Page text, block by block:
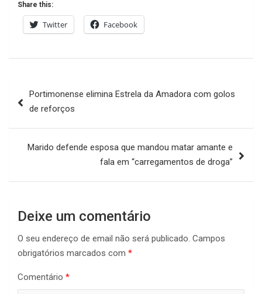
Share this:
Twitter Facebook
de
Portimonense elimina Estrela da Amadora com golos
de reforços
Marido defende esposa que mandou matar amante e
fala em “carregamentos de droga”
Deixe um comentário
O seu endereço de email não será publicado. Campos
obrigatórios marcados com *
Comentário *